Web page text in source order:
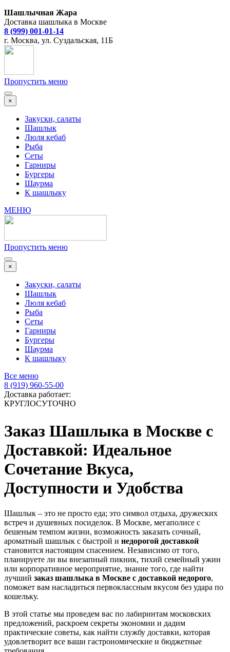
Шашлычная Жара
Доставка шашлыка в Москве
8 (999) 001-01-14
г. Москва, ул. Суздальская, 11Б
Пропустить меню
×
Закуски, салаты
Шашлык
Люля кебаб
Рыба
Сеты
Гарниры
Бургеры
Шаурма
К шашлыку
МЕНЮ
Пропустить меню
×
Закуски, салаты
Шашлык
Люля кебаб
Рыба
Сеты
Гарниры
Бургеры
Шаурма
К шашлыку
Все меню
8 (919) 960-55-00
Доставка работает:
КРУГЛОСУТОЧНО
Заказ Шашлыка в Москве с
Доставкой: Идеальное
Сочетание Вкуса,
Доступности и Удобства
Шашлык – это не просто еда; это символ отдыха, дружеских
встреч и душевных посиделок. В Москве, мегаполисе с
бешеным темпом жизни, возможность заказать сочный,
ароматный шашлык с быстрой и недорогой доставкой
становится настоящим спасением. Независимо от того,
планируете ли вы внезапный пикник, тихий семейный ужин
или корпоративное мероприятие, знание того, где найти
лучший заказ шашлыка в Москве с доставкой недорого,
поможет вам насладиться первоклассным вкусом без удара по
кошельку.
В этой статье мы проведем вас по лабиринтам московских
предложений, раскроем секреты экономии и дадим
практические советы, как найти службу доставки, которая
удовлетворит все ваши гастрономические и бюджетные